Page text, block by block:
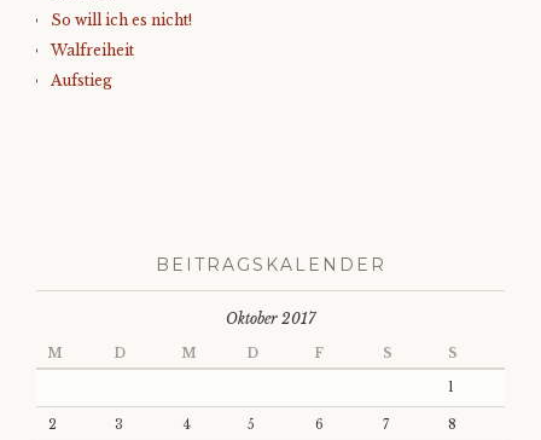
So will ich es nicht!
Walfreiheit
Aufstieg
BEITRAGSKALENDER
Oktober 2017
M D M D F S S
1
2 3 4 5 6 7 8